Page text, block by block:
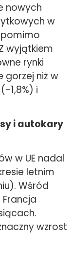
nowych
w
pomimo
wyjątkiem
rynki
gorzej niż w
1,8%) i
i autokary
w UE nadal
letnim
Wśród
Francja
wzrost